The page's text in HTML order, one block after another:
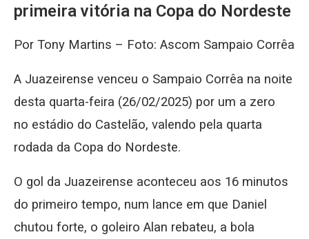
primeira vitória na Copa do Nordeste
Por Tony Martins – Foto: Ascom Sampaio Corrêa
A Juazeirense venceu o Sampaio Corrêa na noite
desta quarta-feira (26/02/2025) por um a zero
no estádio do Castelão, valendo pela quarta
rodada da Copa do Nordeste.
O gol da Juazeirense aconteceu aos 16 minutos
do primeiro tempo, num lance em que Daniel
chutou forte, o goleiro Alan rebateu, a bola